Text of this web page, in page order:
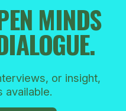
MINDS
or insight,
available.